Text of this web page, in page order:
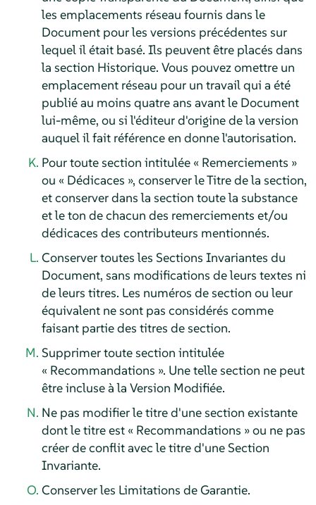
les emplacements réseau fournis dans le
Document pour les versions précédentes sur
lequel il était basé. Ils peuvent être placés dans
la section Historique. Vous pouvez omettre un
emplacement réseau pour un travail qui a été
publié au moins quatre ans avant le Document
lui-même, ou si l'éditeur d'origine de la version
auquel il fait référence en donne l'autorisation.
Pour toute section intitulée « Remerciements »
ou « Dédicaces », conserver le Titre de la section,
et conserver dans la section toute la substance
et le ton de chacun des remerciements et/ou
dédicaces des contributeurs mentionnés.
Conserver toutes les Sections Invariantes du
Document, sans modifications de leurs textes ni
de leurs titres. Les numéros de section ou leur
équivalent ne sont pas considérés comme
faisant partie des titres de section.
Supprimer toute section intitulée
« Recommandations ». Une telle section ne peut
être incluse à la Version Modifiée.
Ne pas modifier le titre d'une section existante
dont le titre est « Recommandations » ou ne pas
créer de conflit avec le titre d'une Section
Invariante.
Conserver les Limitations de Garantie.